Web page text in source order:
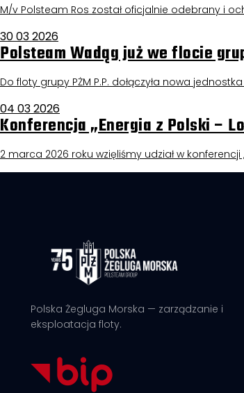
M/v Polsteam Ros został oficjalnie odebrany i
30 03 2026
Polsteam Wadąg już we flocie
Do floty grupy PŻM P.P. dołączyła nowa
04 03 2026
Konferencja „Energia z Polski –
2 marca 2026 roku wzięliśmy udział w
Polska Żegluga Morska — zarządzanie i
eksploatacja floty.